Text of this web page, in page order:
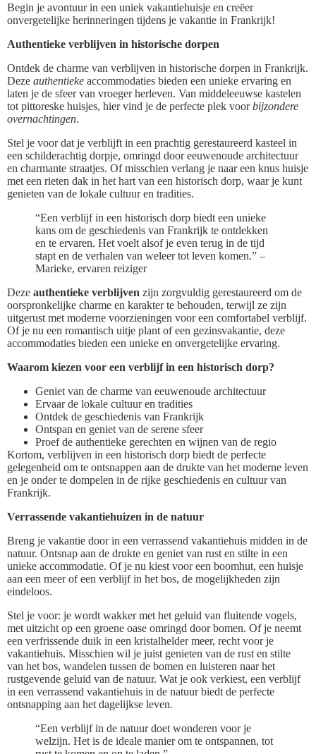
Begin je avontuur in een uniek vakantiehuisje en creëer
onvergetelijke herinneringen tijdens je vakantie in Frankrijk!
Authentieke verblijven in historische dorpen
Ontdek de charme van verblijven in historische dorpen in Frankrijk.
Deze authentieke accommodaties bieden een unieke ervaring en
laten je de sfeer van vroeger herleven. Van middeleeuwse kastelen
tot pittoreske huisjes, hier vind je de perfecte plek voorbijzondere
overnachtingen.
Stel je voor dat je verblijft in een prachtig gerestaureerd kasteel in
een schilderachtig dorpje, omringd door eeuwenoude architectuur
en charmante straatjes. Of misschien verlang je naar een knus huisje
met een rieten dak in het hart van een historisch dorp, waar je kunt
genieten van de lokale cultuur en tradities.
“Een verblijf in een historisch dorp biedt een unieke
kans om de geschiedenis van Frankrijk te ontdekken
en te ervaren. Het voelt alsof je even terug in de tijd
stapt en de verhalen van weleer tot leven komen.” –
Marieke, ervaren reiziger
Deze authentieke verblijven zijn zorgvuldig gerestaureerd om de
oorspronkelijke charme en karakter te behouden, terwijl ze zijn
uitgerust met moderne voorzieningen voor een comfortabel verblijf.
Of je nu een romantisch uitje plant of een gezinsvakantie, deze
accommodaties bieden een unieke en onvergetelijke ervaring.
Waarom kiezen voor een verblijf in een historisch dorp?
Geniet van de charme van eeuwenoude architectuur
Ervaar de lokale cultuur en tradities
Ontdek de geschiedenis van Frankrijk
Ontspan en geniet van de serene sfeer
Proef de authentieke gerechten en wijnen van de regio
Kortom, verblijven in een historisch dorp biedt de perfecte
gelegenheid om te ontsnappen aan de drukte van het moderne leven
en je onder te dompelen in de rijke geschiedenis en cultuur van
Frankrijk.
Verrassende vakantiehuizen in de natuur
Breng je vakantie door in een verrassend vakantiehuis midden in de
natuur. Ontsnap aan de drukte en geniet van rust en stilte in een
unieke accommodatie. Of je nu kiest voor een boomhut, een huisje
aan een meer of een verblijf in het bos, de mogelijkheden zijn
eindeloos.
Stel je voor: je wordt wakker met het geluid van fluitende vogels,
met uitzicht op een groene oase omringd door bomen. Of je neemt
een verfrissende duik in een kristalhelder meer, recht voor je
vakantiehuis. Misschien wil je juist genieten van de rust en stilte
van het bos, wandelen tussen de bomen en luisteren naar het
rustgevende geluid van de natuur. Wat je ook verkiest, een verblijf
in een verrassend vakantiehuis in de natuur biedt de perfecte
ontsnapping aan het dagelijkse leven.
“Een verblijf in de natuur doet wonderen voor je
welzijn. Het is de ideale manier om te ontspannen, tot